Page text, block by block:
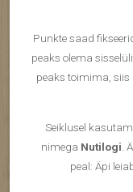
Punkte saad
peaks olema
peaks toimima,
Seiklusel
nimega Nutilogi .
peal: Äpi